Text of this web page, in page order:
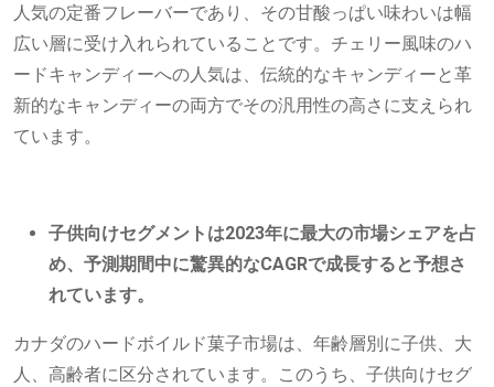
人気の定番フレーバーであり、その甘酸っぱい味わいは幅
広い層に受け入れられていることです。チェリー風味のハ
ードキャンディーへの人気は、伝統的なキャンディーと革
新的なキャンディーの両方でその汎用性の高さに支えられ
ています。
子供向けセグメントは2023年に最大の市場シェアを占
め、予測期間中に驚異的なCAGRで成長すると予想さ
れています。
カナダのハードボイルド菓子市場は、年齢層別に子供、大
人、高齢者に区分されています。このうち、子供向けセグ